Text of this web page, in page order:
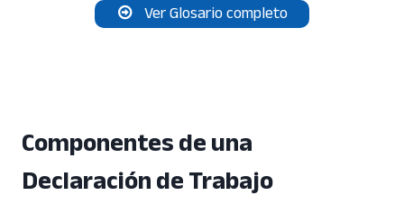
Ver Glosario completo
Componentes de una
Declaración de Trabajo